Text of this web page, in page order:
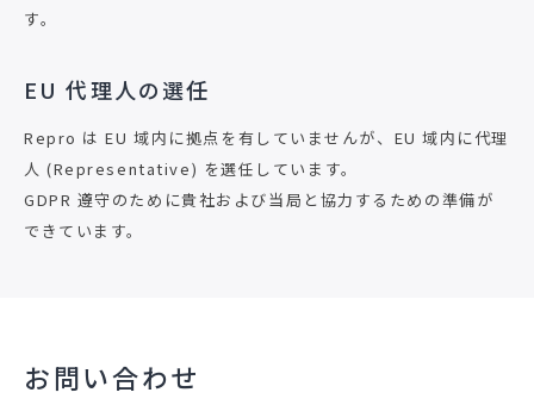
す。
EU 代理人の選任
Repro は EU 域内に拠点を有していませんが、EU 域内に代理
人 (Representative) を選任しています。
GDPR 遵守のために貴社および当局と協力するための準備が
できています。
お問い合わせ